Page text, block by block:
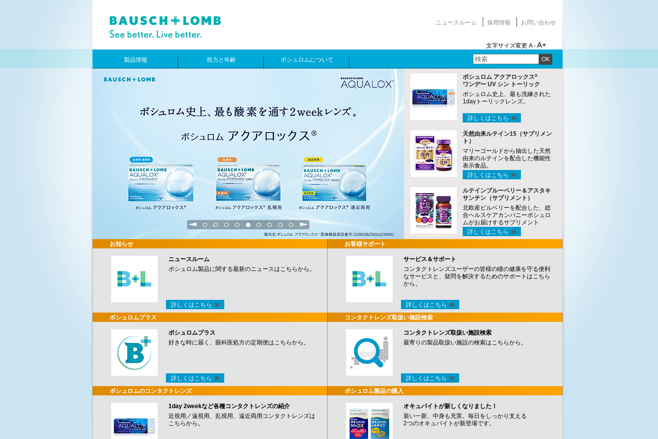
ニュースルーム 採用情報 お問い合わせ
文字サイズ変更 A - A+
OK
製品情報 視力と年齢 ボシュロムについて
1 2 3 4 5 6 7 8 9
ボシュロム アクアロックス®
ワンデー UV シン トーリック
ボシュロム史上、最も洗練された
1dayトーリックレンズ。
詳しくはこちら
天然由来ルテイン15（サプリメン
ト）
マリーゴールドから抽出した天然
由来のルテインを配合した機能性
表示食品。
詳しくはこちら
ルテインブルーベリー＆アスタキ
サンチン（サプリメント）
北欧産ビルベリーを配合した、総
合ヘルスケアカンパニーボシュロ
ムがお届けするサプリメント
詳しくはこちら
お知らせ
ニュースルーム
ボシュロム製品に関する最新のニュースはこちらから。
詳しくはこちら
ボシュロムプラス
ボシュロムプラス
好きな時に届く、眼科医処方の定期便はこちらから。
詳しくはこちら
ボシュロムのコンタクトレンズ
1day 2weekなど各種コンタクトレンズの紹介
近視用／遠視用、乱視用、遠近両用コンタクトレンズは
こちらから。
お客様サポート
サービス＆サポート
コンタクトレンズユーザーの皆様の瞳の健康を守る便利
なサービスと、疑問を解決するためのサポートはこちら
から。
詳しくはこちら
コンタクトレンズ取扱い施設検索
コンタクトレンズ取扱い施設検索
最寄りの製品取扱い施設の検索はこちらから。
詳しくはこちら
ボシュロム製品の購入
オキュバイトが新しくなりました！
装い一新、中身も充実。毎日をしっかり支える
2つのオキュバイトが新登場です。